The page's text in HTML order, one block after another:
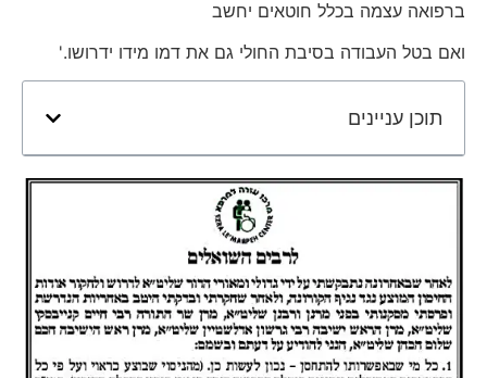
ברפואה עצמה בכלל חוטאים יחשב
ואם בטל העבודה בסיבת החולי גם את דמו מידו ידרושו.'
תוכן עניינים